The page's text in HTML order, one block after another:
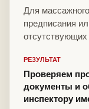
Для
предписания
отсутствующих
РЕЗУЛЬТАТ
Проверяем
документы и
инспектору